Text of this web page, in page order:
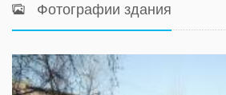
Фотографии здания